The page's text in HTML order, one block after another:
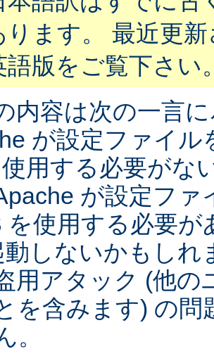
ります。 最近更
語版をご覧下さい
内容は次の一言
が設定ファイ
用する必要がな
が設定フ
を使用する必要が
動しないかもしれ
用アタック (他の
を含みます) の問
。